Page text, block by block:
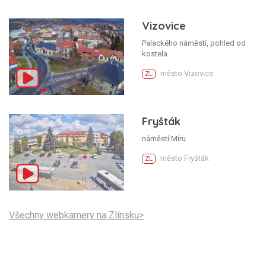
Vizovice
Palackého náměstí, pohled od
kostela
ZL město Vizovice
Fryšták
náměstí Míru
ZL město Fryšták
Všechny webkamery na Zlínsku>